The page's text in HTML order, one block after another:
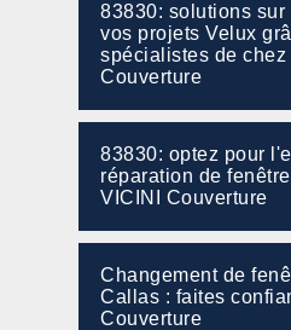
83830: solutions sur
vos projets Velux
spécialistes de chez
Couverture
83830: optez pour
réparation de
VICINI Couverture
Changement de
Callas : faites
Couverture